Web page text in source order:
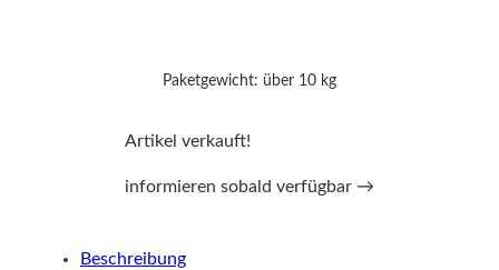
Paketgewicht: über 10 kg
Artikel verkauft!
informieren sobald verfügbar →
Beschreibung